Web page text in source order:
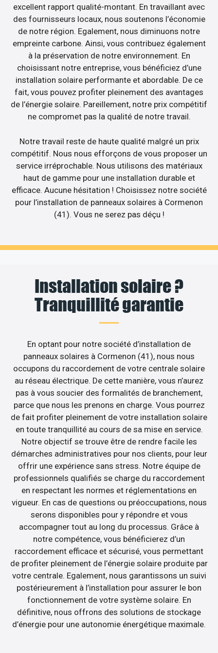
excellent rapport qualité-montant. En travaillant avec
des fournisseurs locaux, nous soutenons l’économie
de notre région. Egalement, nous diminuons notre
empreinte carbone. Ainsi, vous contribuez également
à la préservation de notre environnement. En
choisissant notre entreprise, vous bénéficiez d’une
installation solaire performante et abordable. De ce
fait, vous pouvez profiter pleinement des avantages
de l’énergie solaire. Pareillement, notre prix compétitif
ne compromet pas la qualité de notre travail.
Notre travail reste de haute qualité malgré un prix
compétitif. Nous nous efforçons de vous proposer un
service irréprochable. Nous utilisons des matériaux
haut de gamme pour une installation durable et
efficace. Aucune hésitation ! Choisissez notre société
pour l’installation de panneaux solaires à Cormenon
(41). Vous ne serez pas déçu !
Installation solaire ?
Tranquillité garantie
En optant pour notre société d’installation de
panneaux solaires à Cormenon (41), nous nous
occupons du raccordement de votre centrale solaire
au réseau électrique. De cette manière, vous n’aurez
pas à vous soucier des formalités de branchement,
parce que nous les prenons en charge. Vous pourrez
de fait profiter pleinement de votre installation solaire
en toute tranquillité au cours de sa mise en service.
Notre objectif se trouve être de rendre facile les
démarches administratives pour nos clients, pour leur
offrir une expérience sans stress. Notre équipe de
professionnels qualifiés se charge du raccordement
en respectant les normes et réglementations en
vigueur. En cas de questions ou préoccupations, nous
serons disponibles pour y répondre et vous
accompagner tout au long du processus. Grâce à
notre compétence, vous bénéficierez d’un
raccordement efficace et sécurisé, vous permettant
de profiter pleinement de l’énergie solaire produite par
votre centrale. Egalement, nous garantissons un suivi
postérieurement à l’installation pour assurer le bon
fonctionnement de votre système solaire. En
définitive, nous offrons des solutions de stockage
d’énergie pour une autonomie énergétique maximale.